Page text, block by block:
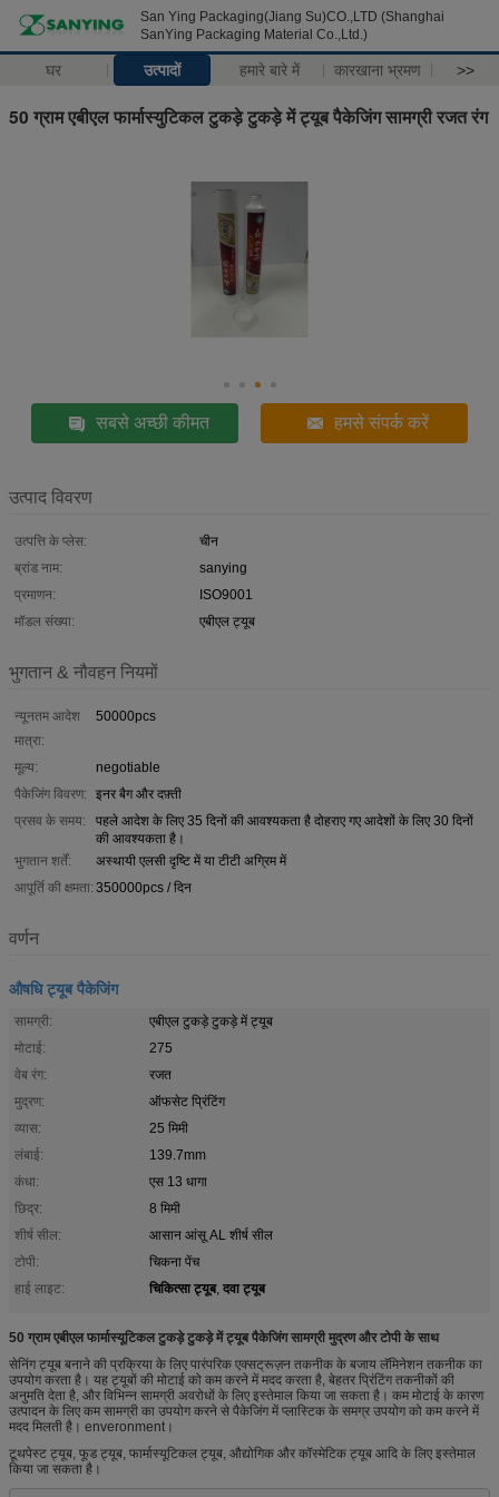
San Ying Packaging(Jiang Su)CO.,LTD (Shanghai
SanYing Packaging Material Co.,Ltd.)
घर उत्पादों हमारे बारे में कारखाना भ्रमण >>
50 ग्राम एबीएल फार्मास्युटिकल टुकड़े टुकड़े में ट्यूब पैकेजिंग सामग्री रजत रंग
सबसे अच्छी कीमत हमसे संपर्क करें
उत्पाद विवरण
उत्पत्ति के प्लेस:
चीन
ब्रांड नाम:
sanying
प्रमाणन:
ISO9001
मॉडल संख्या:
एबीएल ट्यूब
भुगतान & नौवहन नियमों
न्यूनतम आदेश
मात्रा:
50000pcs
मूल्य:
negotiable
पैकेजिंग विवरण:
इनर बैग और दफ़्ती
प्रसव के समय:
पहले आदेश के लिए 35 दिनों की आवश्यकता है दोहराए गए आदेशों के लिए 30 दिनों
की आवश्यकता है।
भुगतान शर्तें:
अस्थायी एलसी दृष्टि में या टीटी अग्रिम में
आपूर्ति की क्षमता: 350000pcs / दिन
वर्णन
औषधि ट्यूब पैकेजिंग
सामग्री:
एबीएल टुकड़े टुकड़े में ट्यूब
मोटाई:
275
वेब रंग:
रजत
मुद्रण:
ऑफसेट प्रिंटिंग
व्यास:
25 मिमी
लंबाई:
139.7mm
कंधा:
एस 13 धागा
छिद्र:
8 मिमी
शीर्ष सील:
आसान आंसू AL शीर्ष सील
टोपी:
चिकना पेंच
हाई लाइट:
चिकित्सा ट्यूब, दवा ट्यूब
50 ग्राम एबीएल फार्मास्यूटिकल टुकड़े टुकड़े में ट्यूब पैकेजिंग सामग्री मुद्रण और टोपी के साथ
सेनिंग ट्यूब बनाने की प्रक्रिया के लिए पारंपरिक एक्सट्रूज़न तकनीक के बजाय लॅमिनेशन तकनीक का
उपयोग करता है। यह ट्यूबों की मोटाई को कम करने में मदद करता है, बेहतर प्रिंटिंग तकनीकों की
अनुमति देता है, और विभिन्न सामग्री अवरोधों के लिए इस्तेमाल किया जा सकता है। कम मोटाई के कारण
उत्पादन के लिए कम सामग्री का उपयोग करने से पैकेजिंग में प्लास्टिक के समग्र उपयोग को कम करने में
मदद मिलती है। enveronment।
टूथपेस्ट ट्यूब, फूड ट्यूब, फार्मास्यूटिकल ट्यूब, औद्योगिक और कॉस्मेटिक ट्यूब आदि के लिए इस्तेमाल
किया जा सकता है।